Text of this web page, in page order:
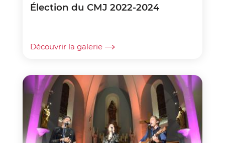
Élection du CMJ 2022-2024
Découvrir la galerie